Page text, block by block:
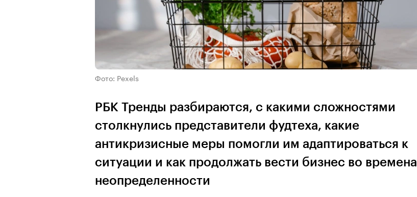
Фото: Pexels
РБК Тренды разбираются, с какими сложностями
столкнулись представители фудтеха, какие
антикризисные меры помогли им адаптироваться к
ситуации и как продолжать вести бизнес во времена
неопределенности